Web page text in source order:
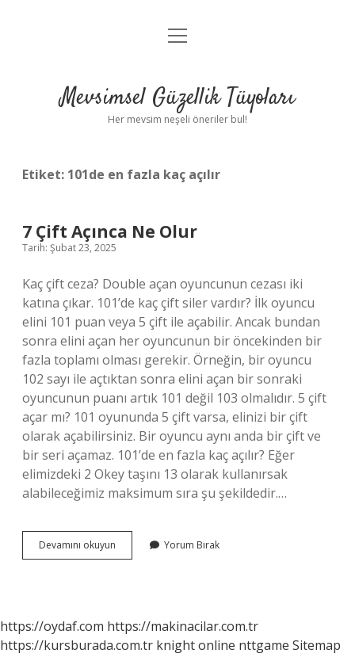
Anasayfa
Yasal Uyarı
menüyü
Mevsimsel Güzellik Tüyoları
Her mevsim neşeli öneriler bul!
Etiket: 101de en fazla kaç açılır
7 Çift Açınca Ne Olur
Tarih: Şubat 23, 2025
Kaç çift ceza? Double açan oyuncunun cezası iki
katına çıkar. 101’de kaç çift siler vardır? İlk oyuncu
elini 101 puan veya 5 çift ile açabilir. Ancak bundan
sonra elini açan her oyuncunun bir öncekinden bir
fazla toplamı olması gerekir. Örneğin, bir oyuncu
102 sayı ile açtıktan sonra elini açan bir sonraki
oyuncunun puanı artık 101 değil 103 olmalıdır. 5 çift
açar mı? 101 oyununda 5 çift varsa, elinizi bir çift
olarak açabilirsiniz. Bir oyuncu aynı anda bir çift ve
bir seri açamaz. 101’de en fazla kaç açılır? Eğer
elimizdeki 2 Okey taşını 13 olarak kullanırsak
alabileceğimiz maksimum sıra şu şekildedir.…
Devamını okuyun
Çift
Yorum Bırak
https://oydaf.com https://makinacilar.com.tr
https://kursburada.com.tr knight online nttgame Sitemap